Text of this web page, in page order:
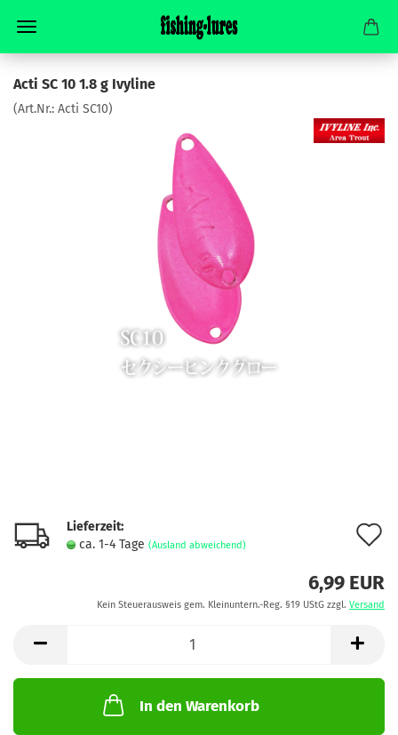
Acti SC 10 1.8 g Ivyline
(Art.Nr.: Acti SC10)
Lieferzeit:
ca. 1-4 Tage (Ausland abweichend)
6,99 EUR
Kein Steuerausweis gem. Kleinuntern.-Reg. §19 UStG zzgl. Versand
In den Warenkorb